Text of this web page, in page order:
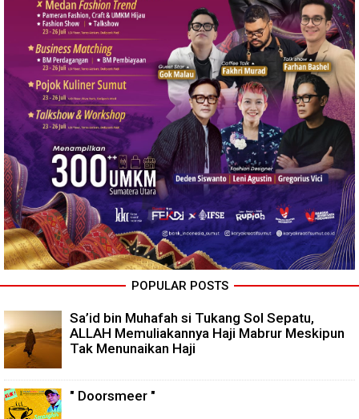
POPULAR POSTS
Sa’id bin Muhafah si Tukang Sol Sepatu,
ALLAH Memuliakannya Haji Mabrur Meskipun
Tak Menunaikan Haji
" Doorsmeer "